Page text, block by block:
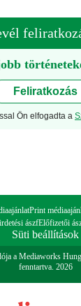
Feliratkozás
Ön elfogadta a
Print
ászfElőfizetői
Süti beállítások
a Mediaworks
fenntartva. 2026